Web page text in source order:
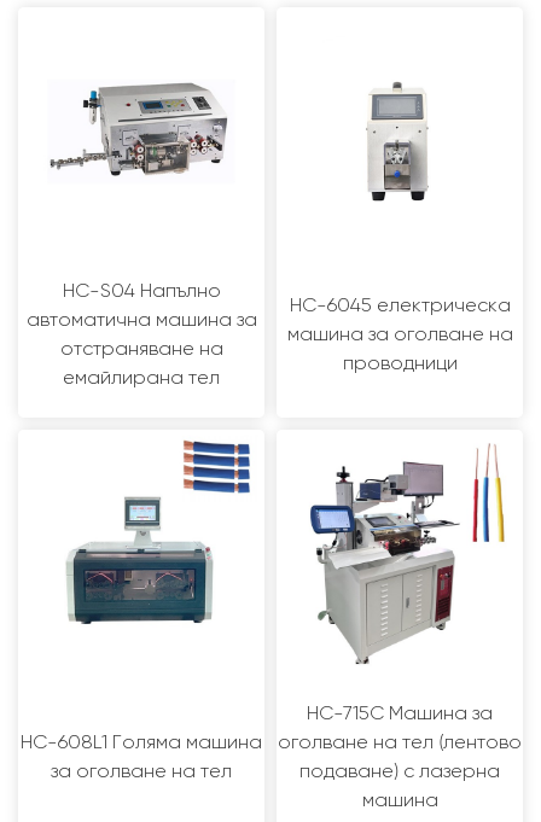
HC-S04 Напълно
автоматична машина за
отстраняване на
емайлирана тел
HC-6045 електрическа
машина за оголване на
проводници
HC-608L1 Голяма машина
за оголване на тел
HC-715C Машина за
оголване на тел (лентово
подаване) с лазерна
машина